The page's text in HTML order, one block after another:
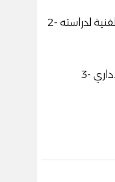
2- لدراسته
3-